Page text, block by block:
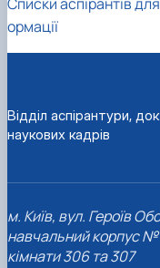
Списки аспірантів
ормації
Відділ аспірантури,
наукових кадрів
м. Київ, вул. Героїв
навчальний корпус №
кімнати 306 та 307